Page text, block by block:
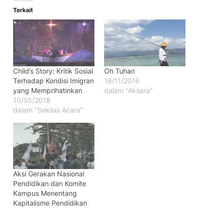
Terkait
Child’s Story: Kritik Sosial
Terhadap Kondisi Imigran
yang Memprihatinkan
10/05/2018
dalam "Sekilas Acara"
Oh Tuhan
18/11/2016
dalam "Aksara"
Aksi Gerakan Nasional
Pendidikan dan Komite
Kampus Menentang
Kapitalisme Pendidikan